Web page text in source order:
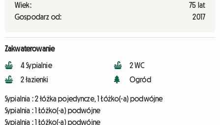
Wiek:
75 lat
Gospodarz od:
2017
Zakwaterowanie
4 Sypialnie
2 łazienki
2 WC
Ogród
Sypialnia :2 łóżka pojedyncze, 1 Łóżko(-a) podwójne
Sypialnia :1 Łóżko(-a) podwójne
Sypialnia :1 Łóżko(-a) podwójne